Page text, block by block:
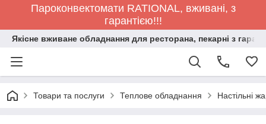
Пароконвектомати RATIONAL, вживані, з
гарантією!!!
Якісне вживане обладнання для ресторана, пекарні з
Товари та послуги Теплове обладнання Настільні